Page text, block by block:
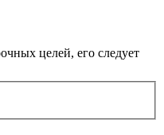
целей, его следует